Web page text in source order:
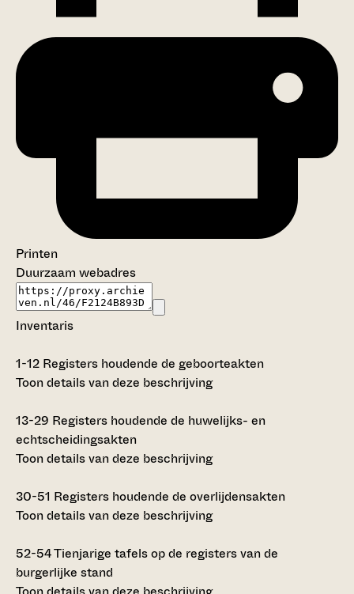
Printen
Duurzaam webadres
Inventaris
1-12 Registers houdende de geboorteakten
Toon details van deze beschrijving
13-29 Registers houdende de huwelijks- en
echtscheidingsakten
Toon details van deze beschrijving
30-51 Registers houdende de overlijdensakten
Toon details van deze beschrijving
52-54Tienjarige tafels op de registers van de
burgerlijke stand